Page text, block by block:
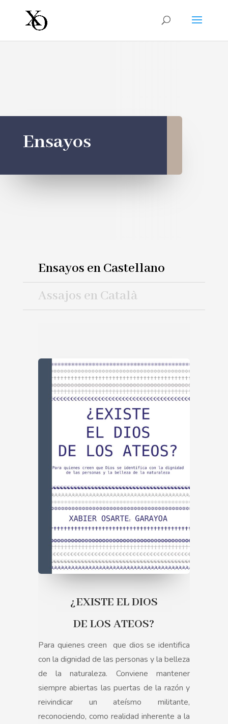
Ensayos
Ensayos en Castellano
Assajos en Català
¿EXISTE EL DIOS
DE LOS ATEOS?
Para quienes creen que dios se identifica
con la dignidad de las personas y la belleza
de la naturaleza. Conviene mantener
siempre abiertas las puertas de la razón y
reivindicar un ateísmo militante,
reconociendo, como realidad inherente a la